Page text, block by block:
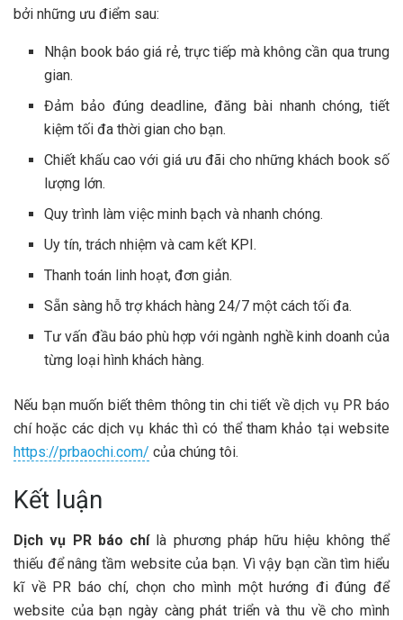
bởi những ưu điểm sau:
Nhận book báo giá rẻ, trực tiếp mà không cần qua trung
gian.
Đảm bảo đúng deadline, đăng bài nhanh chóng, tiết
kiệm tối đa thời gian cho bạn.
Chiết khấu cao với giá ưu đãi cho những khách book số
lượng lớn.
Quy trình làm việc minh bạch và nhanh chóng.
Uy tín, trách nhiệm và cam kết KPI.
Thanh toán linh hoạt, đơn giản.
Sẵn sàng hỗ trợ khách hàng 24/7 một cách tối đa.
Tư vấn đầu báo phù hợp với ngành nghề kinh doanh của
từng loại hình khách hàng.
Nếu bạn muốn biết thêm thông tin chi tiết về dịch vụ PR báo
chí hoặc các dịch vụ khác thì có thể tham khảo tại website
https://prbaochi.com/ của chúng tôi.
Kết luận
Dịch vụ PR báo chílà phương pháp hữu hiệu không thể
thiếu để nâng tầm website của bạn. Vì vậy bạn cần tìm hiểu
kĩ về PR báo chí, chọn cho mình một hướng đi đúng để
website của bạn ngày càng phát triển và thu về cho mình